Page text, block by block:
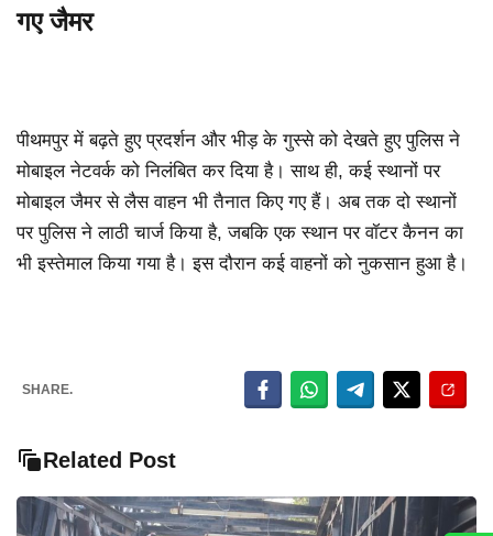
गए जैमर
पीथमपुर में बढ़ते हुए प्रदर्शन और भीड़ के गुस्से को देखते हुए पुलिस ने
मोबाइल नेटवर्क को निलंबित कर दिया है। साथ ही, कई स्थानों पर
मोबाइल जैमर से लैस वाहन भी तैनात किए गए हैं। अब तक दो स्थानों
पर पुलिस ने लाठी चार्ज किया है, जबकि एक स्थान पर वॉटर कैनन का
भी इस्तेमाल किया गया है। इस दौरान कई वाहनों को नुकसान हुआ है।
SHARE.
Related Post